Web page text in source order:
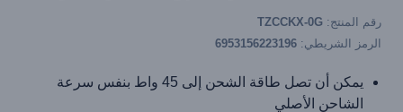
رقم المنتج: TZCCKX-0G
الرمز الشريطي: 6953156223196
يمكن أن تصل طاقة الشحن إلى 45 واط بنفس سرعة
الشاحن الأصلي